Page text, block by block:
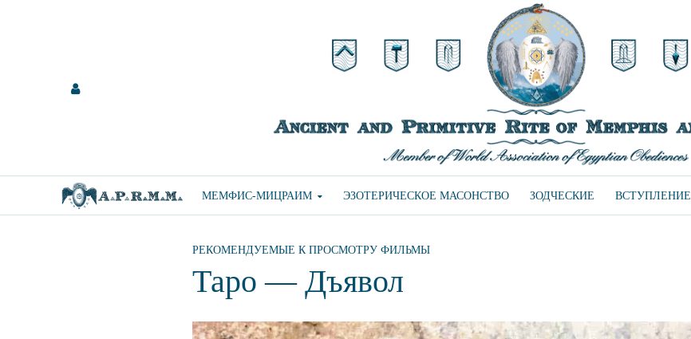
МЕМФИС-МИЦРАИМ ЭЗОТЕРИЧЕСКОЕ МАСОНСТВО ЗОДЧЕСКИЕ ВСТУПЛЕНИЕ
РЕКОМЕНДУЕМЫЕ К ПРОСМОТРУ ФИЛЬМЫ
Таро — Дъявол